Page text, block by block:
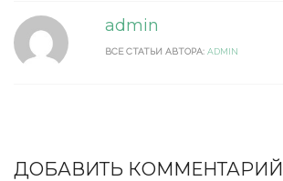
admin
ВСЕ СТАТЬИ АВТОРА: ADMIN
ДОБАВИТЬ КОММЕНТАРИЙ